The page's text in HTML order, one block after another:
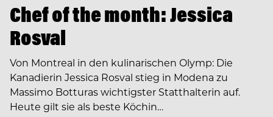
Chef of the month: Jessica
Rosval
Von Montreal in den kulinarischen Olymp: Die
Kanadierin Jessica Rosval stieg in Modena zu
Massimo Botturas wichtigster Statthalterin auf.
Heute gilt sie als beste Köchin…